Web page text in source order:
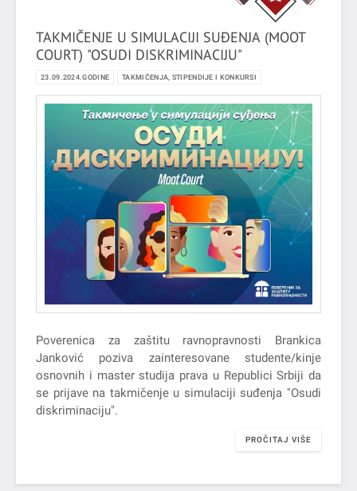
TAKMIČENJE U SIMULACIJI SUĐENJA (MOOT
COURT) "OSUDI DISKRIMINACIJU"
23.09.2024.GODINE TAKMIČENJA, STIPENDIJE I KONKURSI
Poverenica za zaštitu ravnopravnosti Brankica
Janković poziva zainteresovane studente/kinje
osnovnih i master studija prava u Republici Srbiji da
se prijave na takmičenje u simulaciji suđenja "Osudi
diskriminaciju".
PROČITAJ VIŠE